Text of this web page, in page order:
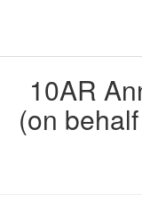
39 90
(on